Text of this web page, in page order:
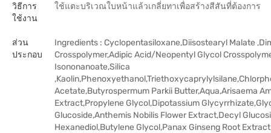
วิธีการ
ใช้งาน
ใช้แตะบริเวณใบหน้าแล้วเกลี่ยทาเพื่อสร้างสีสันที่ต้องการ
ส่วน
ประกอบ
Ingredients : Cyclopentasiloxane,Diisostearyl Malate
Crosspolymer,Adipic Acid/Neopentyl Glycol
Isononanoate,Silica
Acetate,Butyrospermum Parkii Butter,Aqua,Arisaema
Extract,Propylene Glycol,Dipotassium
Glucoside,Anthemis Nobilis Flower Extract,Decyl
Hexanediol,Butylene Glycol,Panax Ginseng Root